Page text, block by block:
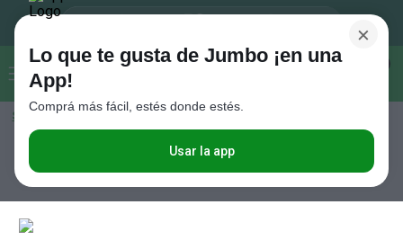
Buscar...
Seleccioná el método de entrega
×
Lo que te gusta de Jumbo ¡en una
App!
Comprá más fácil, estés donde estés.
Usar la app
Dulce De Leche Light 400 Grs Vacalin
Términos más buscados